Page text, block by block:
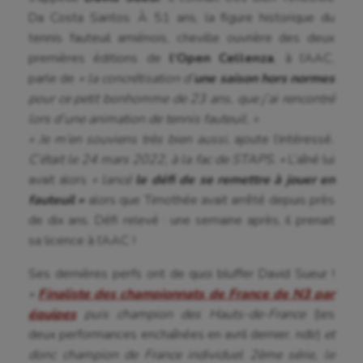
Da Costa Santos. À 51 ans, la figure historique du
tennis fauteuil amiénois, cheville ouvrière des deux
premières éditions de l’Open Cellenza , à l’AAC,
parle de
« la concrétisation d’ une saison hors normes
pour ce petit bonhomme de 23 ans, que j’ai rencontré
lors d’une animation de tennis fauteuil. »
« Je m’en souviens très bien aussi,
ajoute l’intéressé
C’était le 24 mars 2022, à la fac de STAPS. »
L’aîné lui
avait alors
« lancé le défi de se remettre à jouer en
fauteuil » alors que Timothée avait arrêté depuis près
de dix ans. Défi relevé : une semaine après, il prenait
sa licence à l’AAC !
Ses dernières perfs ont de quoi bluffer David Sueur !
«Finaliste des championnats de France de N3 par
équipespuis champion des Hauts-de-France
(les
deux performances enchaînées en avril dernier, ndlr)
et
donc champion de France individuel 2ème série, le